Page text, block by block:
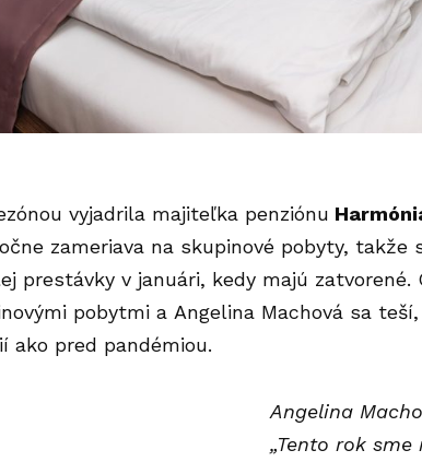
vyjadrila majiteľka penziónu
zameriava na skupinové pobyty,
prestávky v januári, kedy majú zatvorené.
pobytmi a Angelina Machová sa
ako pred pandémiou.
Angelina
„Tento rok